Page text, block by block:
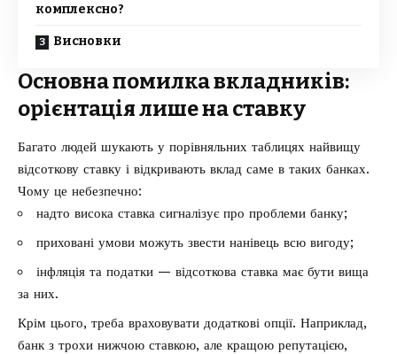
комплексно?
Висновки
Основна помилка вкладників:
орієнтація лише на ставку
Багато людей шукають у порівняльних таблицях найвищу
відсоткову ставку і відкривають вклад саме в таких банках.
Чому це небезпечно:
надто висока ставка сигналізує про проблеми банку;
приховані умови можуть звести нанівець всю вигоду;
інфляція та податки — відсоткова ставка має бути вища
за них.
Крім цього, треба враховувати додаткові опції. Наприклад,
банк з трохи нижчою ставкою, але кращою репутацією,